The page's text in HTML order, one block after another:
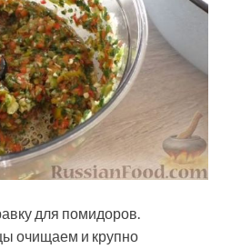
для помидоров.
очищаем и крупно